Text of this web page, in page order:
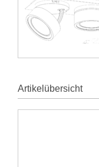
Artikelübersicht